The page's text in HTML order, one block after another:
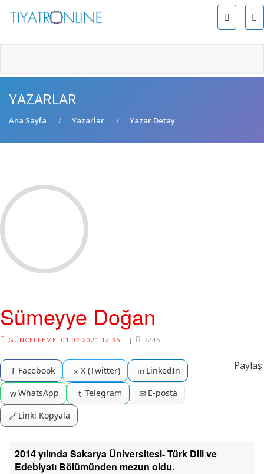
YAZARLAR
Ana Sayfa Yazarlar Yazar Detay
Sümeyye Doğan
GÜNCELLEME: 01.02.2021 12:35 | 7245
Paylaş:
f Facebook x X (Twitter) in LinkedIn
wWhatsApp t Telegram ✉ E-posta
🔗Linki Kopyala
2014 yılında Sakarya Üniversitesi- Türk Dili ve
Edebiyatı Bölümünden mezun oldu.